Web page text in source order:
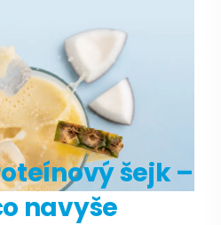
šejk –
navyše